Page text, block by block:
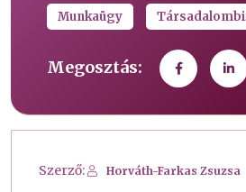
Munkaügy
Megosztás:
Szerző: Horváth-Farkas Zsuzsa